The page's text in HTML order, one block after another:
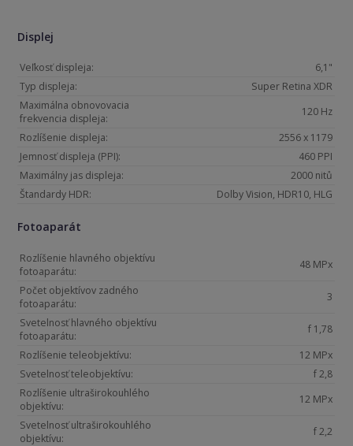
Displej
Veľkosť displeja:
6,1"
Typ displeja:
Super Retina XDR
Maximálna obnovovacia
frekvencia displeja:
120 Hz
Rozlíšenie displeja:
2556 x 1179
Jemnosť displeja (PPI):
460 PPI
Maximálny jas displeja:
2000 nitů
Štandardy HDR:
Dolby Vision, HDR10, HLG
Fotoaparát
Rozlíšenie hlavného objektívu
fotoaparátu:
48 MPx
Počet objektívov zadného
fotoaparátu:
3
Svetelnosť hlavného objektívu
fotoaparátu:
f 1,78
Rozlíšenie teleobjektívu:
12 MPx
Svetelnosť teleobjektívu:
f 2,8
Rozlíšenie ultraširokouhlého
objektívu:
12 MPx
Svetelnosť ultraširokouhlého
objektívu:
f 2,2